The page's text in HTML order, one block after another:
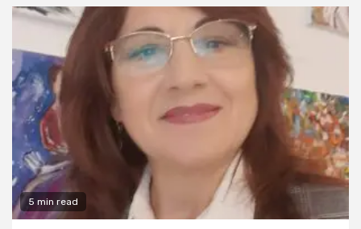
5 min read